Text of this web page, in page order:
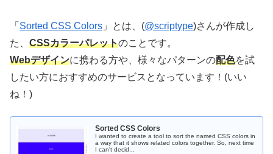
「 Sorted CSS Colors 」とは、(@scriptype)さんが作成し
た、 CSSカラーパレットのことです。
Webデザインに携わる方や、様々なパターンの配色を試
したい方におすすめのサービスとなっています！(いい
ね！)
Sorted CSS Colors
I wanted to create a tool to sort the named CSS colors in
a way that it shows related colors together. So, next time
I can't decid...